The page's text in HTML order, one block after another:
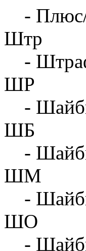
-
Штр
-
ШР
-
ШБ
-
ШМ
-
ШО
-